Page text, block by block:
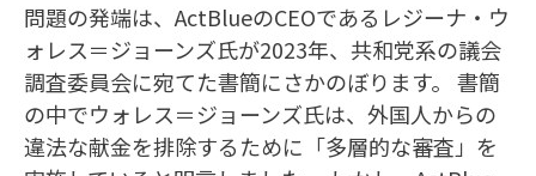
問題の発端は、ActBlueのCEOであるレジーナ・ウ
ォレス＝ジョーンズ氏が2023年、共和党系の議会
調査委員会に宛てた書簡にさかのぼります。 書簡
の中でウォレス＝ジョーンズ氏は、外国人からの
違法な献金を排除するために「多層的な審査」を